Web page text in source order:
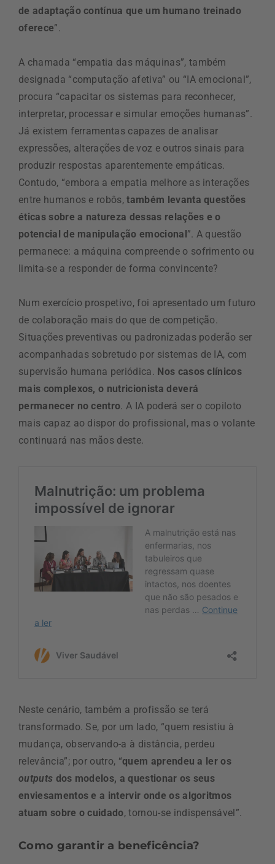
de adaptação contínua que um humano treinado
oferece”.
A chamada “empatia das máquinas”, também
designada “computação afetiva” ou “IA emocional”,
procura “capacitar os sistemas para reconhecer,
interpretar, processar e simular emoções humanas”.
Já existem ferramentas capazes de analisar
expressões, alterações de voz e outros sinais para
produzir respostas aparentemente empáticas.
Contudo, “embora a empatia melhore as interações
entre humanos e robôs,também levanta questões
éticas sobre a natureza dessas relações e o
potencial de manipulação emocional”. A questão
permanece: a máquina compreende o sofrimento ou
limita-se a responder de forma convincente?
Num exercício prospetivo, foi apresentado um futuro
de colaboração mais do que de competição.
Situações preventivas ou padronizadas poderão ser
acompanhadas sobretudo por sistemas de IA, com
supervisão humana periódica. Nos casos clínicos
mais complexos, o nutricionista deverá
permanecer no centro. A IA poderá ser o copiloto
mais capaz ao dispor do profissional, mas o volante
continuará nas mãos deste.
Neste cenário, também a profissão se terá
transformado. Se, por um lado, “quem resistiu à
mudança, observando-a à distância, perdeu
relevância”; por outro, “quem aprendeu a ler os
outputs dos modelos, a questionar os seus
enviesamentos e a intervir onde os algoritmos
atuam sobre o cuidado, tornou-se indispensável”.
Como garantir a beneficência?